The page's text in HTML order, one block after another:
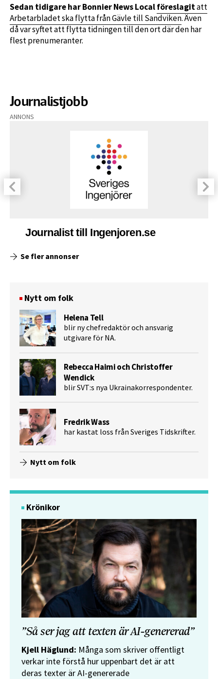
Sedan tidigare har Bonnier News Localföreslagitatt
Arbetarbladet ska flytta från Gävle till Sandviken. Även
då var syftet att flytta tidningen till den ort där den har
flest prenumeranter.
Journalistjobb
ANNONS
Journalist till Ingenjoren.se
Se fler annonser
Nytt om folk
Helena Tell
blir ny chefredaktör och ansvarig
utgivare för NA.
Rebecca Haimi och Christoffer
Wendick
blir SVT:s nya Ukrainakorrespondenter.
Fredrik Wass
har kastat loss från Sveriges Tidskrifter.
Nytt om folk
Krönikor
”Så ser jag att texten är AI-genererad”
Kjell Häglund: Många som skriver offentligt
verkar inte förstå hur uppenbart det är att
deras texter är AI-genererade